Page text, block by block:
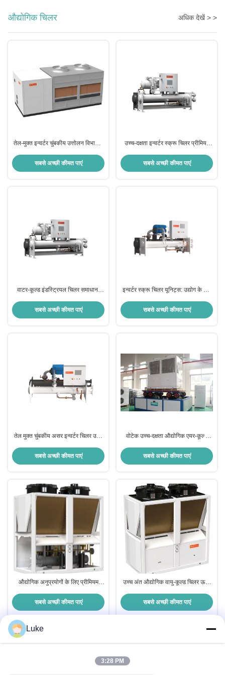
औद्योगिक चिलर अधिक देखें > >
तेल-मुक्त इन्वर्टर चुंबकीय उत्तोलन विभाजक
सबसे अच्छी कीमत पाएं
उच्च-दक्षता इन्वर्टर स्क्रू चिलर प्रीमियम
सबसे अच्छी कीमत पाएं
वाटर-कूल्ड इंडस्ट्रियल चिलर समाधान:
शीतलन
सबसे अच्छी कीमत पाएं
इन्वर्टर स्क्रू चिलर यूनिट्स: उद्योग के लिए
सबसे अच्छी कीमत पाएं
तेल मुक्त चुंबकीय असर इन्वर्टर चिलर उच्च
सबसे अच्छी कीमत पाएं
वोटेक उच्च-दक्षता औद्योगिक एयर-कूल्ड
सबसे अच्छी कीमत पाएं
औद्योगिक अनुप्रयोगों के लिए प्रीमियम
सबसे अच्छी कीमत पाएं
उच्च अंत औद्योगिक वायु-कूल्ड चिलर ऊर्जा
सबसे अच्छी कीमत पाएं
Luke
3:28 PM